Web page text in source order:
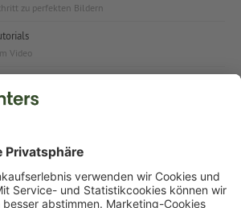
zu perfekten Bildern
Video
Schrift-Tutorials für jeden Anlass